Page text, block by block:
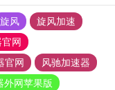
旋风
旋风加速
网
官网
风驰加速器
外网苹果版